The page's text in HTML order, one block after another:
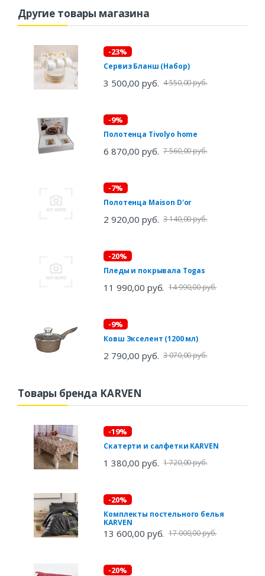
Другие товары магазина
-23%
Сервиз Бланш (Набор)
3 500,00 руб. 4 550,00 руб.
-9%
Полотенца Tivolyo home
6 870,00 руб. 7 560,00 руб.
-7%
Полотенца Maison D'or
2 920,00 руб. 3 140,00 руб.
-20%
Пледы и покрывала Togas
11 990,00 руб. 14 990,00 руб.
-9%
Ковш Экселент (1200 мл)
2 790,00 руб. 3 070,00 руб.
Товары бренда KARVEN
-19%
Скатерти и салфетки KARVEN
1 380,00 руб. 1 720,00 руб.
-20%
Комплекты постельного белья
KARVEN
13 600,00 руб. 17 000,00 руб.
-20%